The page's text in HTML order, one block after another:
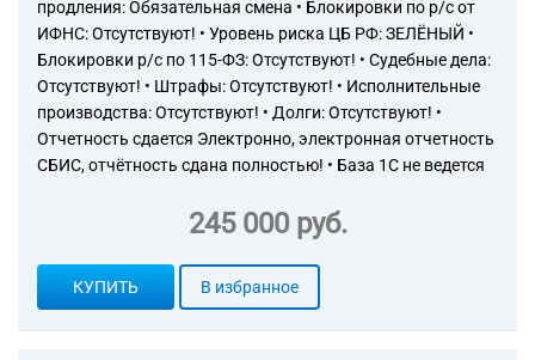
продления: Обязательная смена • Блокировки по р/с от
ИФНС: Отсутствуют! • Уровень риска ЦБ РФ: ЗЕЛЁНЫЙ •
Блокировки р/с по 115-ФЗ: Отсутствуют! • Судебные дела:
Отсутствуют! • Штрафы: Отсутствуют! • Исполнительные
производства: Отсутствуют! • Долги: Отсутствуют! •
Отчетность сдается Электронно, электронная отчетность
СБИС, отчётность сдана полностью! • База 1С не ведется
245 000 руб.
КУПИТЬ В избранное